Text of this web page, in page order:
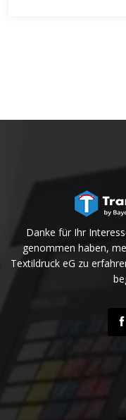
Danke für Ihr
genommen haben,
Textildruck eG zu